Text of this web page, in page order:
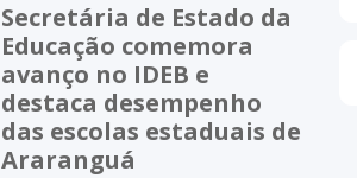
Secretária de Estado da
Educação comemora
avanço no IDEB e
destaca desempenho
das escolas estaduais de
Araranguá